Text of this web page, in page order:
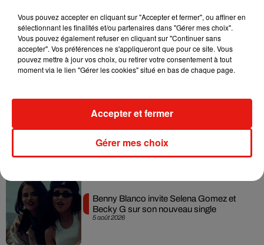
Musique
5 août 2026
Benny Blanco invite Selena Gomez et
Becky G sur son nouveau single
Vous pouvez accepter en cliquant sur "Accepter et fermer", ou affiner en
sélectionnant les finalités et/ou partenaires dans "Gérer mes choix".
Vous pouvez également refuser en cliquant sur "Continuer sans
accepter". Vos préférences ne s'appliqueront que pour ce site. Vous
pouvez mettre à jour vos choix, ou retirer votre consentement à tout
moment via le lien "Gérer les cookies" situé en bas de chaque page.
Gérer mes choix
Accepter et fermer